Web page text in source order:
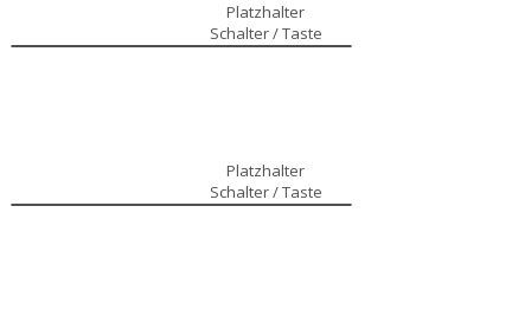
Platzhalter
Schalter / Taste
Platzhalter
Schalter / Taste